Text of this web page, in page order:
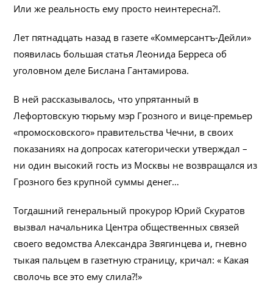
Или же реальность ему просто неинтересна?!.
Лет пятнадцать назад в газете «Коммерсантъ-Дейли»
появилась большая статья Леонида Берреса об
уголовном деле Бислана Гантамирова.
В ней рассказывалось, что упрятанный в
Лефортовскую тюрьму мэр Грозного и вице-премьер
«промосковского» правительства Чечни, в своих
показаниях на допросах категорически утверждал –
ни один высокий гость из Москвы не возвращался из
Грозного без крупной суммы денег…
Тогдашний генеральный прокурор Юрий Скуратов
вызвал начальника Центра общественных связей
своего ведомства Александра Звягинцева и, гневно
тыкая пальцем в газетную страницу, кричал: « Какая
сволочь все это ему слила?!»